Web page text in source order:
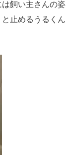
飼い主さんの姿
止めるうるくん